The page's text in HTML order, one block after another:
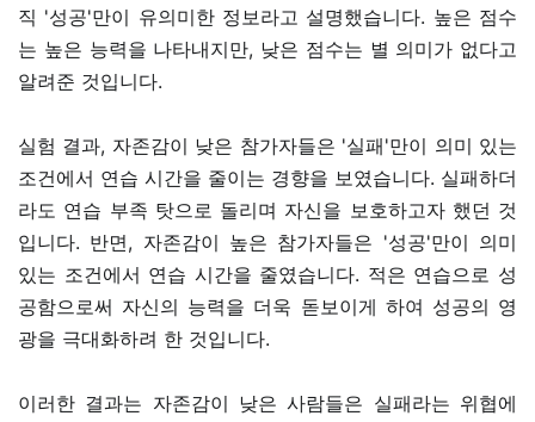
직 '성공'만이 유의미한 정보라고 설명했습니다. 높은 점수
는 높은 능력을 나타내지만, 낮은 점수는 별 의미가 없다고
알려준 것입니다.
실험 결과, 자존감이 낮은 참가자들은 '실패'만이 의미 있는
조건에서 연습 시간을 줄이는 경향을 보였습니다. 실패하더
라도 연습 부족 탓으로 돌리며 자신을 보호하고자 했던 것
입니다. 반면, 자존감이 높은 참가자들은 '성공'만이 의미
있는 조건에서 연습 시간을 줄였습니다. 적은 연습으로 성
공함으로써 자신의 능력을 더욱 돋보이게 하여 성공의 영
광을 극대화하려 한 것입니다.
이러한 결과는 자존감이 낮은 사람들은 실패라는 위협에